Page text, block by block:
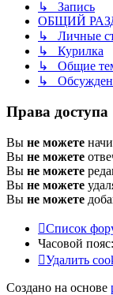
↳ Запись
ОБЩИЙ
↳ Личные
↳ Курилка
↳ Общие
↳
Права доступа
Вы не можете
Вы не можете
Вы не можете
Вы не можете
Вы не можете
Список
Часовой пояс:
Удалить
Создано на основе